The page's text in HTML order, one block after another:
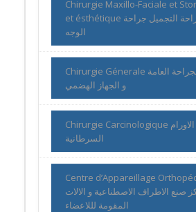
Chirurgie Maxillo-Faciale et
et ésthétique اخصائي جراحة التجميل جراحة
الوجه
Chirurgie Génerale اخصائي الجراحة العامة
و الجهاز الهضمي
Chirurgie Carcinologique جراحة الاورام
السرطانية
Centre d’Appareillage
صنع الاطراف الاصطناعية و الالات
المقومة لللاعضاء